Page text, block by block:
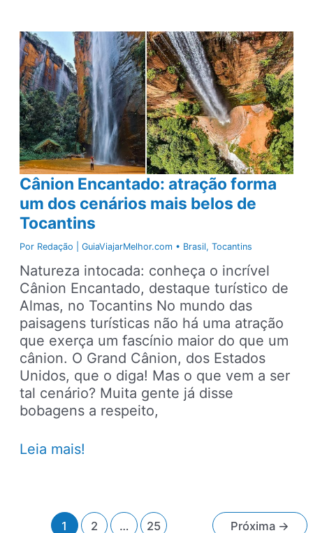
destinos
para
se
surpreender
com
a
natureza
no
Estado
de
São
Paulo
Cânion Encantado: atração forma
um dos cenários mais belos de
Tocantins
Por Redação | GuiaViajarMelhor.com • Brasil,Tocantins
Natureza intocada: conheça o incrível
Cânion Encantado, destaque turístico de
Almas, no Tocantins No mundo das
paisagens turísticas não há uma atração
que exerça um fascínio maior do que um
cânion. O Grand Cânion, dos Estados
Unidos, que o diga! Mas o que vem a ser
tal cenário? Muita gente já disse
bobagens a respeito,
Cânion
Leia mais!
Paginação 1 2 … 25 Próxima →